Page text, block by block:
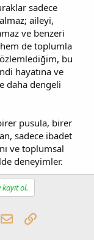
sadece
aileyi,
ve benzeri
de toplumla
bu
hayatına ve
daha dengeli
pusula, birer
sadece ibadet
ve toplumsal
deneyimler.
ol.
E-postaLink